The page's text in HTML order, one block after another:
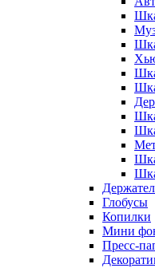
Глобусы
Копилки
Мини
Пресс-